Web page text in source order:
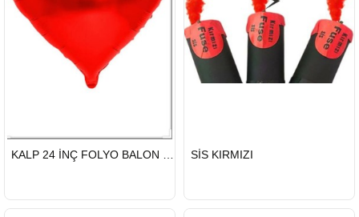
HIZLI
GÖNDERİ
KALP 24 İNÇ FOLYO BALON KIRMIZI 50 Lİ
HIZLI
GÖNDERİ
SİS KIRMIZI